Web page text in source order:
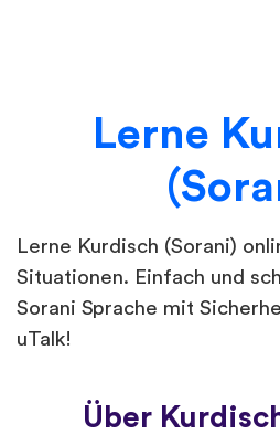
Lerne
Lerne Kurdisch (Sorani)
Situationen. Einfach und
Sorani Sprache mit
uTalk!
Über